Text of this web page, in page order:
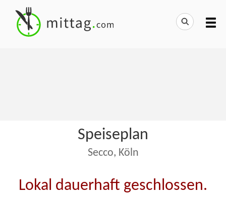
Speiseplan
Secco, Köln
Lokal dauerhaft geschlossen.